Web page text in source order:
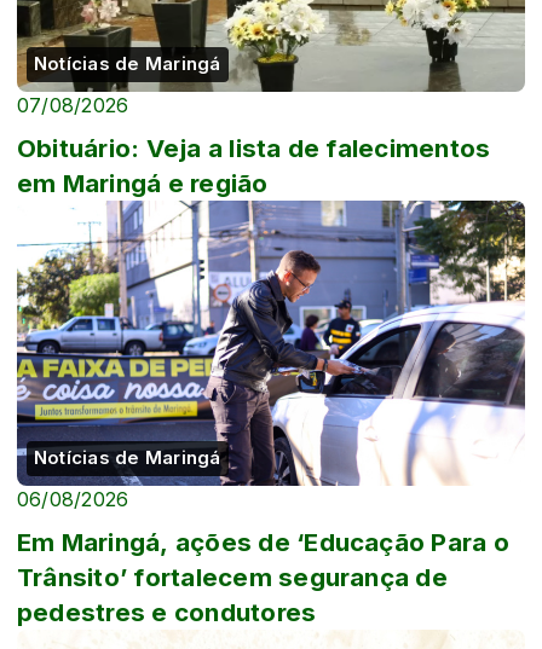
Notícias de Maringá
07/08/2026
Obituário: Veja a lista de falecimentos
em Maringá e região
Notícias de Maringá
06/08/2026
Em Maringá, ações de ‘Educação Para o
Trânsito’ fortalecem segurança de
pedestres e condutores